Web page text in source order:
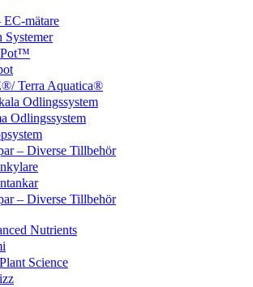
EC-mätare
Systemer
Terra Aquatica®
Odlingssystem
Odlingssystem
– Diverse Tillbehör
– Diverse Tillbehör
Nutrients
Science